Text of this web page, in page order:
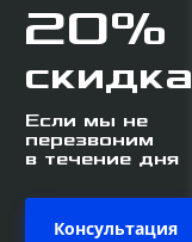
20%
скидка
Если мы не
перезвоним
в течение дня
Консультация